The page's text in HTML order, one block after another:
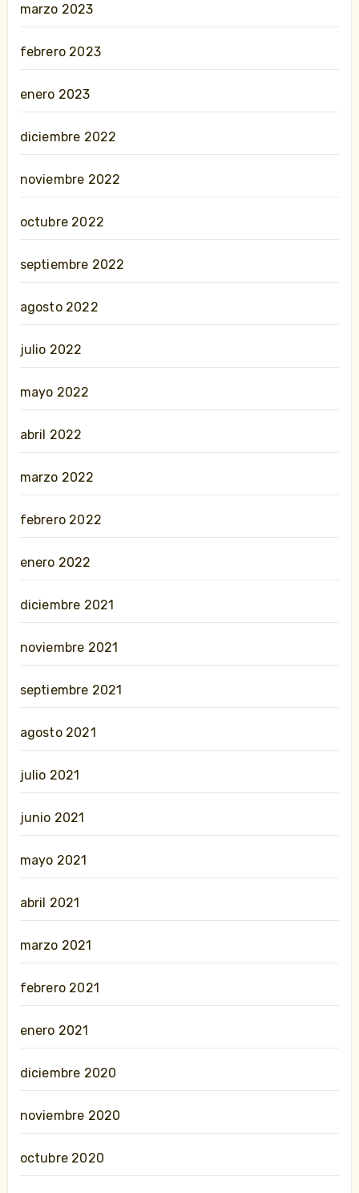
marzo 2023
febrero 2023
enero 2023
diciembre 2022
noviembre 2022
octubre 2022
septiembre 2022
agosto 2022
julio 2022
mayo 2022
abril 2022
marzo 2022
febrero 2022
enero 2022
diciembre 2021
noviembre 2021
septiembre 2021
agosto 2021
julio 2021
junio 2021
mayo 2021
abril 2021
marzo 2021
febrero 2021
enero 2021
diciembre 2020
noviembre 2020
octubre 2020